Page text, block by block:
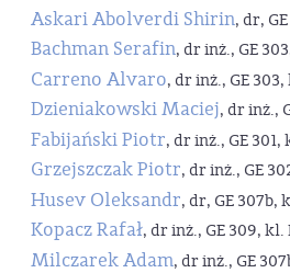
Askari Abolverdi Shirin, dr,
Bachman Serafin, dr inż., GE
Carreno Alvaro, dr inż., GE 303,
Dzieniakowski Maciej, dr inż.,
Fabijański Piotr, dr inż., GE 301,
Grzejszczak Piotr, dr inż., GE
Husev Oleksandr, dr, GE 307b,
Kopacz Rafał, dr inż., GE 309, kl.
Milczarek Adam, dr inż., GE